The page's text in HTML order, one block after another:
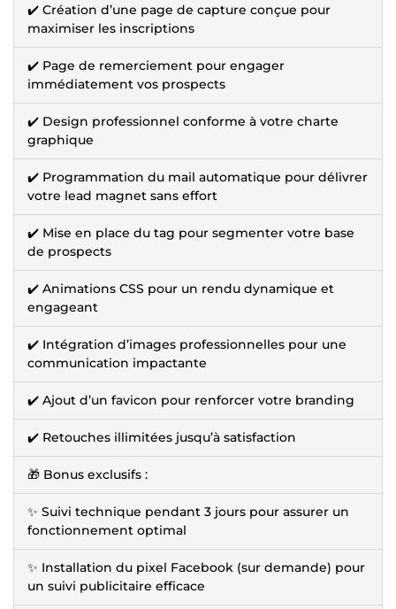
✔️ Création d’une page de capture conçue pour
maximiser les inscriptions
✔️ Page de remerciement pour engager
immédiatement vos prospects
✔️ Design professionnel conforme à votre charte
graphique
✔️ Programmation du mail automatique pour délivrer
votre lead magnet sans effort
✔️ Mise en place du tag pour segmenter votre base
de prospects
✔️ Animations CSS pour un rendu dynamique et
engageant
✔️ Intégration d’images professionnelles pour une
communication impactante
✔️ Ajout d’un favicon pour renforcer votre branding
✔️ Retouches illimitées jusqu’à satisfaction
🎁 Bonus exclusifs :
✨ Suivi technique pendant 3 jours pour assurer un
fonctionnement optimal
✨ Installation du pixel Facebook (sur demande) pour
un suivi publicitaire efficace